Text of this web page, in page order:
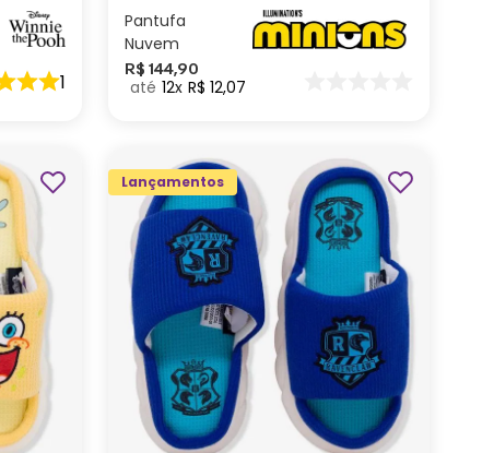
1
Pantufa
Nuvem
Minions
R$ 144,90
12 R$ 12,07
Lançamentos
G P
ADICIONAR AO
CARRINHO